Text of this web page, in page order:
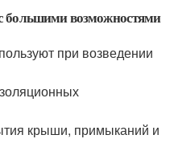
большими возможностями
при возведении
крыши, примыканий и